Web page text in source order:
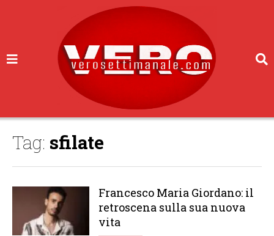
Tag: sfilate
Francesco Maria Giordano: il
retroscena sulla sua nuova
vita